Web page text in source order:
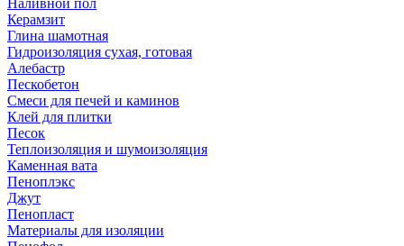
Наливной пол
Керамзит
Глина шамотная
Гидроизоляция сухая, готовая
Алебастр
Пескобетон
Смеси для печей и каминов
Клей для плитки
Песок
Теплоизоляция и шумоизоляция
Каменная вата
Пеноплэкс
Джут
Пенопласт
Материалы для изоляции